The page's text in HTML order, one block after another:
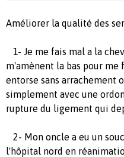
Améliorer la qualité des
1- Je me fais mal a la
m'amènent la bas pour
entorse sans arrachement
simplement avec une
rupture du ligement qui
2- Mon oncle a eu un
l'hôpital nord en